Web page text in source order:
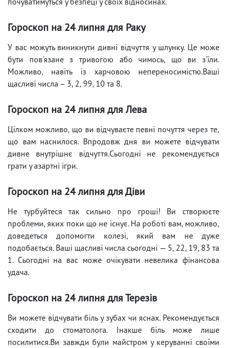
Гороскоп на 24 липня для Раку
У вас можуть виникнути дивні відчуття у шлунку. Це може
бути пов'язане з тривогою або чимось, що ви з'їли.
Можливо, навіть із харчовою непереносимістю.Ваші
щасливі числа – 3, 2, 99, 10 та 8.
Гороскоп на 24 липня для Лева
Цілком можливо, що ви відчуваєте певні почуття через те,
що вам наснилося. Впродовж дня ви можете відчувати
дивне внутрішнє відчуття.Сьогодні не рекомендується
грати у азартні ігри.
Гороскоп на 24 липня для Діви
Не турбуйтеся так сильно про гроші! Ви створюєте
проблеми, яких поки що не існує. На роботі вам, можливо,
доведеться допомогти колезі, який вам не дуже
подобається. Ваші щасливі числа сьогодні — 5, 22, 19, 83 та
1. Сьогодні на вас може очікувати невелика фінансова
удача.
Гороскоп на 24 липня для Терезів
Ви можете відчувати біль у зубах чи яснах. Рекомендується
сходити до стоматолога. Інакше біль може лише
посилитися.Ви завжди були майстром у керуванні своїми